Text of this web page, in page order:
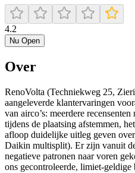
4.2
Nu Open
Over
RenoVolta (Techniekweg 25,
aangeleverde klantervaringen
van airco’s: meerdere
tijdens de plaatsing afstemmen,
afloop duidelijke uitleg geven
Daikin multisplit). Er zijn vanuit
negatieve patronen naar voren
ons gecontroleerde, limiet-geldige